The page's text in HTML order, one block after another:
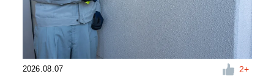
2026.08.07 2